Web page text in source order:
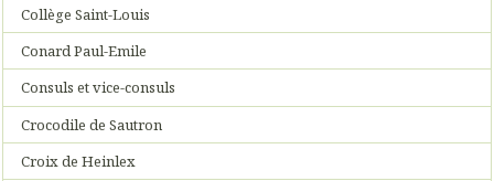
Collège Saint-Louis
Conard Paul-Emile
Consuls et vice-consuls
Crocodile de Sautron
Croix de Heinlex